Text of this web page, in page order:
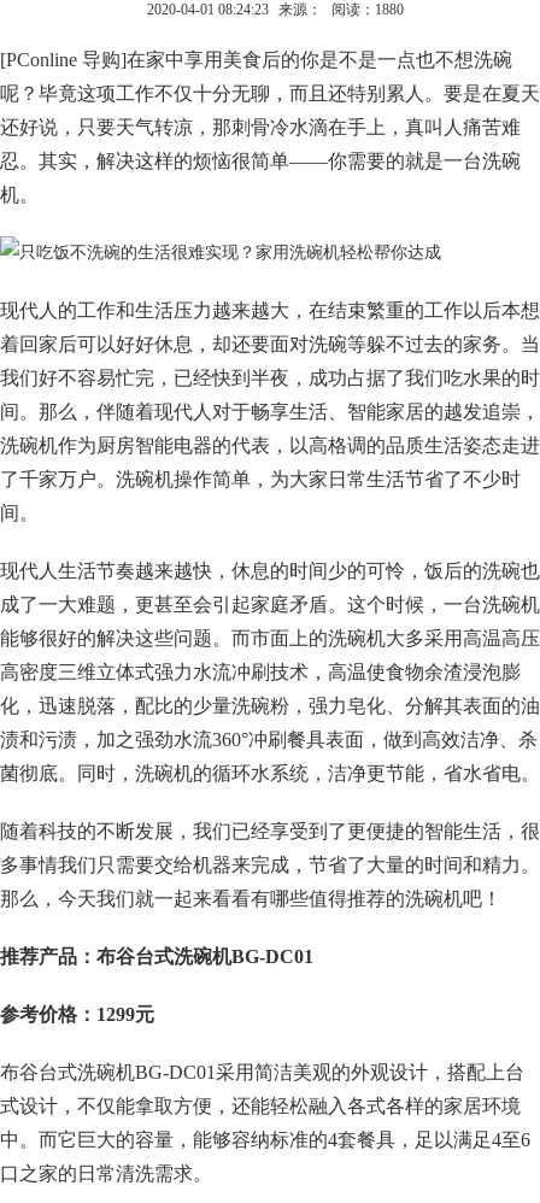
2020-04-01 08:24:23 来源： 阅读：1880
[PConline 导购]在家中享用美食后的你是不是一点也不想洗碗
呢？毕竟这项工作不仅十分无聊，而且还特别累人。要是在夏天
还好说，只要天气转凉，那刺骨冷水滴在手上，真叫人痛苦难
忍。其实，解决这样的烦恼很简单——你需要的就是一台洗碗
机。
现代人的工作和生活压力越来越大，在结束繁重的工作以后本想
着回家后可以好好休息，却还要面对洗碗等躲不过去的家务。当
我们好不容易忙完，已经快到半夜，成功占据了我们吃水果的时
间。那么，伴随着现代人对于畅享生活、智能家居的越发追崇，
洗碗机作为厨房智能电器的代表，以高格调的品质生活姿态走进
了千家万户。洗碗机操作简单，为大家日常生活节省了不少时
间。
现代人生活节奏越来越快，休息的时间少的可怜，饭后的洗碗也
成了一大难题，更甚至会引起家庭矛盾。这个时候，一台洗碗机
能够很好的解决这些问题。而市面上的洗碗机大多采用高温高压
高密度三维立体式强力水流冲刷技术，高温使食物余渣浸泡膨
化，迅速脱落，配比的少量洗碗粉，强力皂化、分解其表面的油
渍和污渍，加之强劲水流360°冲刷餐具表面，做到高效洁净、杀
菌彻底。同时，洗碗机的循环水系统，洁净更节能，省水省电。
随着科技的不断发展，我们已经享受到了更便捷的智能生活，很
多事情我们只需要交给机器来完成，节省了大量的时间和精力。
那么，今天我们就一起来看看有哪些值得推荐的洗碗机吧！
推荐产品：布谷台式洗碗机BG-DC01
参考价格：1299元
布谷台式洗碗机BG-DC01采用简洁美观的外观设计，搭配上台
式设计，不仅能拿取方便，还能轻松融入各式各样的家居环境
中。而它巨大的容量，能够容纳标准的4套餐具，足以满足4至6
口之家的日常清洗需求。